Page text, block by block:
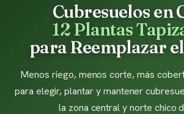
Cubresuelos en
12 Plantas
para Reemplazar
Menos riego, menos corte, más
para elegir, plantar y mantener
la zona central y norte chico